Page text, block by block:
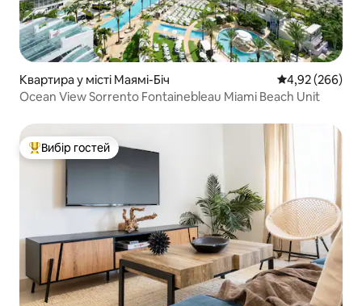
Квартира у місті Маямі-Біч Середня
4,92 (266)
Ocean View Sorrento Fontainebleau Miami Beach Unit
Топ вибір гостей
Вибір гостей